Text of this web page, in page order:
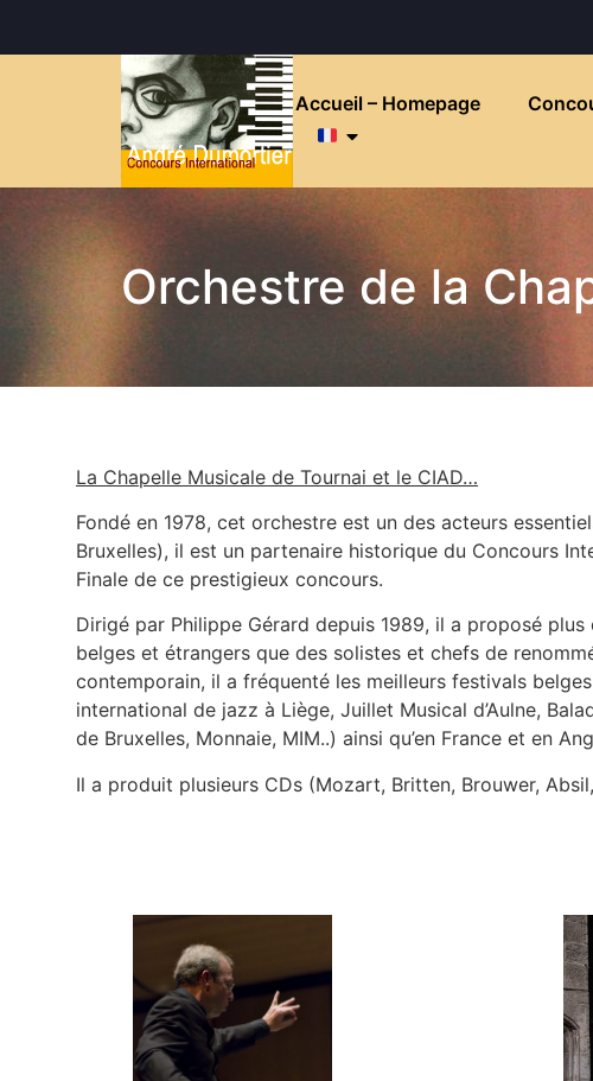
Accueil – Homepage
Orchestre de la
La Chapelle Musicale de Tournai et le CIAD…
Fondé en 1978, cet orchestre est un des acteurs
Bruxelles), il est un partenaire historique du Concours
Finale de ce prestigieux concours.
Dirigé par Philippe Gérard depuis 1989, il a proposé
belges et étrangers que des solistes et chefs de
contemporain, il a fréquenté les meilleurs festivals
international de jazz à Liège, Juillet Musical d’Aulne,
de Bruxelles, Monnaie, MIM..) ainsi qu’en France et en
Il a produit plusieurs CDs (Mozart, Britten, Brouwer,